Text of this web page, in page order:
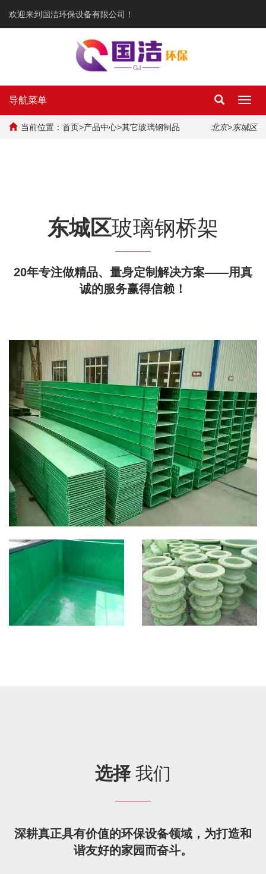
欢迎来到国洁环保设备有限公司！
导航菜单
当前位置： 首页>产品中心>其它玻璃钢制品 北京>东城区
东城区玻璃钢桥架
20年专注做精品、量身定制解决方案——用真
诚的服务赢得信赖！
选择我们
深耕真正具有价值的环保设备领域，为打造和
谐友好的家园而奋斗。